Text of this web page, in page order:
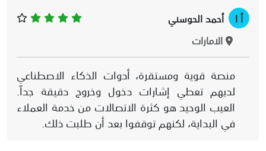
أ ا
أحمد الحوسني
الامارات
منصة قوية ومستقرة، أدوات الذكاء الاصطناعي
لديهم تعطي إشارات دخول وخروج دقيقة جداً.
العيب الوحيد هو كثرة الاتصالات من خدمة العملاء
في البداية، لكنهم توقفوا بعد أن طلبت ذلك.